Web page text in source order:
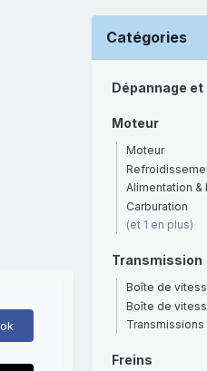
Catégories
Dépannage
Moteur
Moteur
Alimentation &
Carburation
(et 1 en plus)
Transmission
Boîte de
Boîte de
Transmissions
Freins